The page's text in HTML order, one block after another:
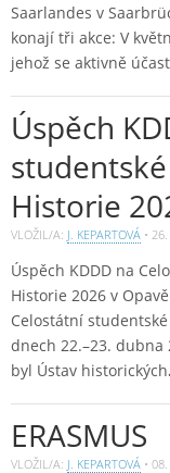
Saarlandes v
konají tři akce: V
jehož se aktivně
Úspěch
Historie
VLOŽIL/A: J. KEPARTOVÁ •
Úspěch KDDD na
Historie 2026 v
Celostátní
dnech 22.–23. dubna
byl Ústav historických
ERASMUS
VLOŽIL/A: J. KEPARTOVÁ •